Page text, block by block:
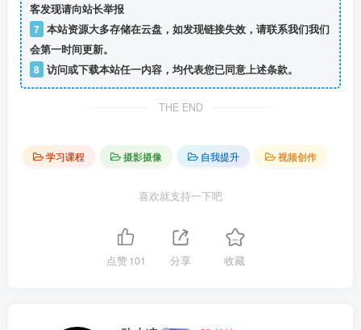
客发现请向站长举报
7 本站资源大多存储在云盘，如发现链接失效，请联系我们我们
会第一时间更新。
8 访问或下载本站任一内容，均代表您已同意上述条款。
THE END
学习课程 摄影摄像 自我提升 视频创作
喜欢就支持一下吧
点赞101 分享 收藏